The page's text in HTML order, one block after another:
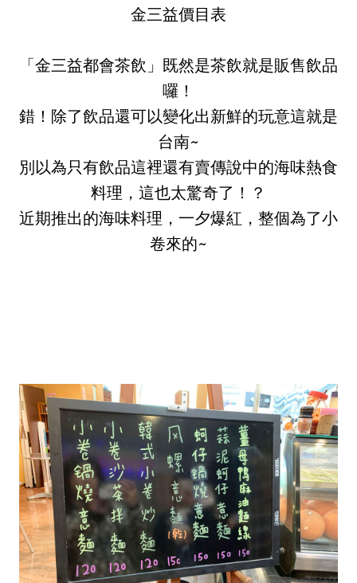
金三益價目表
「金三益都會茶飲」既然是茶飲就是販售飲品
囉！
錯！除了飲品還可以變化出新鮮的玩意這就是
台南~
別以為只有飲品這裡還有賣傳說中的海味熱食
料理，這也太驚奇了！？
近期推出的海味料理，一夕爆紅，整個為了小
卷來的~